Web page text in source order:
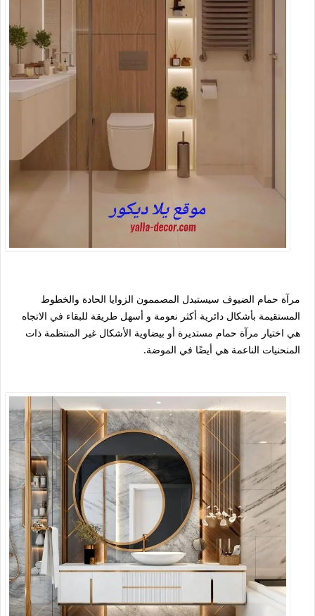
مرآة حمام الضيوف سيستبدل المصممون الزوايا الحادة والخطوط
المستقيمة بأشكال دائرية أكثر نعومة و أسهل طريقة للبقاء في الاتجاه
هي اختيار مرآة حمام مستديرة أو بيضاوية الأشكال غير المنتظمة ذات
المنحنيات الناعمة هي أيضًا في الموضة.